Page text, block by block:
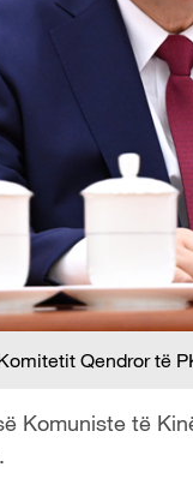
Qendror të
Komuniste të